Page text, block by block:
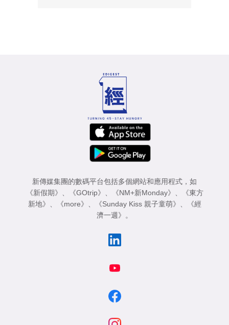
新傳媒集團的數碼平台包括多個網站和應用程式，如
《新假期》
《GOtrip》 《NM+新Monday》
《東方
新地》
《more》 《Sunday Kiss 親子童萌》
《經
濟一週》
。